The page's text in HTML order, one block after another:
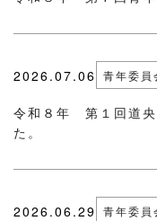
2026.07.06 青年委員
令和８年 第１回道央
た。
2026.06.29 青年委員